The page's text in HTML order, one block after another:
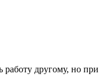
работу другому, но при